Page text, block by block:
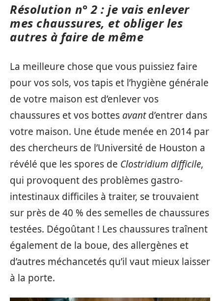
Résolution n° 2 : je vais enlever
mes chaussures, et obliger les
autres à faire de même
La meilleure chose que vous puissiez faire
pour vos sols, vos tapis et l’hygiène générale
de votre maison est d’enlever vos
chaussures et vos bottes avantd’entrer dans
votre maison. Une étude menée en 2014 par
des chercheurs de l’Université de Houston a
révélé que les spores de Clostridium difficile,
qui provoquent des problèmes gastro-
intestinaux difficiles à traiter, se trouvaient
sur près de 40 % des semelles de chaussures
testées. Dégoûtant ! Les chaussures traînent
également de la boue, des allergènes et
d’autres méchancetés qu’il vaut mieux laisser
à la porte.